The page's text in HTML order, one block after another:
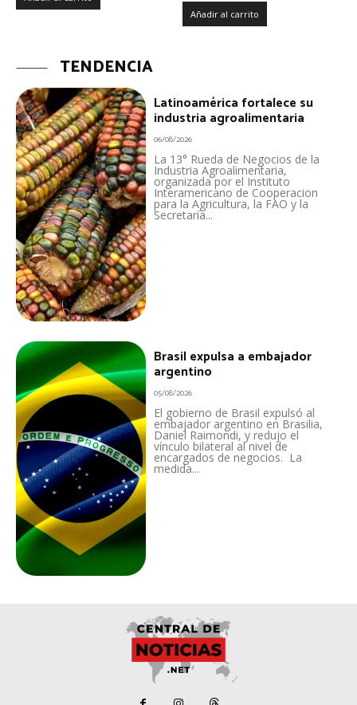
Añadir al carrito
TENDENCIA
Latinoamérica fortalece su
industria agroalimentaria
06/08/2026
La 13° Rueda de Negocios de la
Industria Agroalimentaria,
organizada por el Instituto
Interamericano de Cooperacion
para la Agricultura, la FAO y la
Secretaría...
Brasil expulsa a embajador
argentino
05/08/2026
El gobierno de Brasil expulsó al
embajador argentino en Brasilia,
Daniel Raimondi, y redujo el
vínculo bilateral al nivel de
encargados de negocios. La
medida...